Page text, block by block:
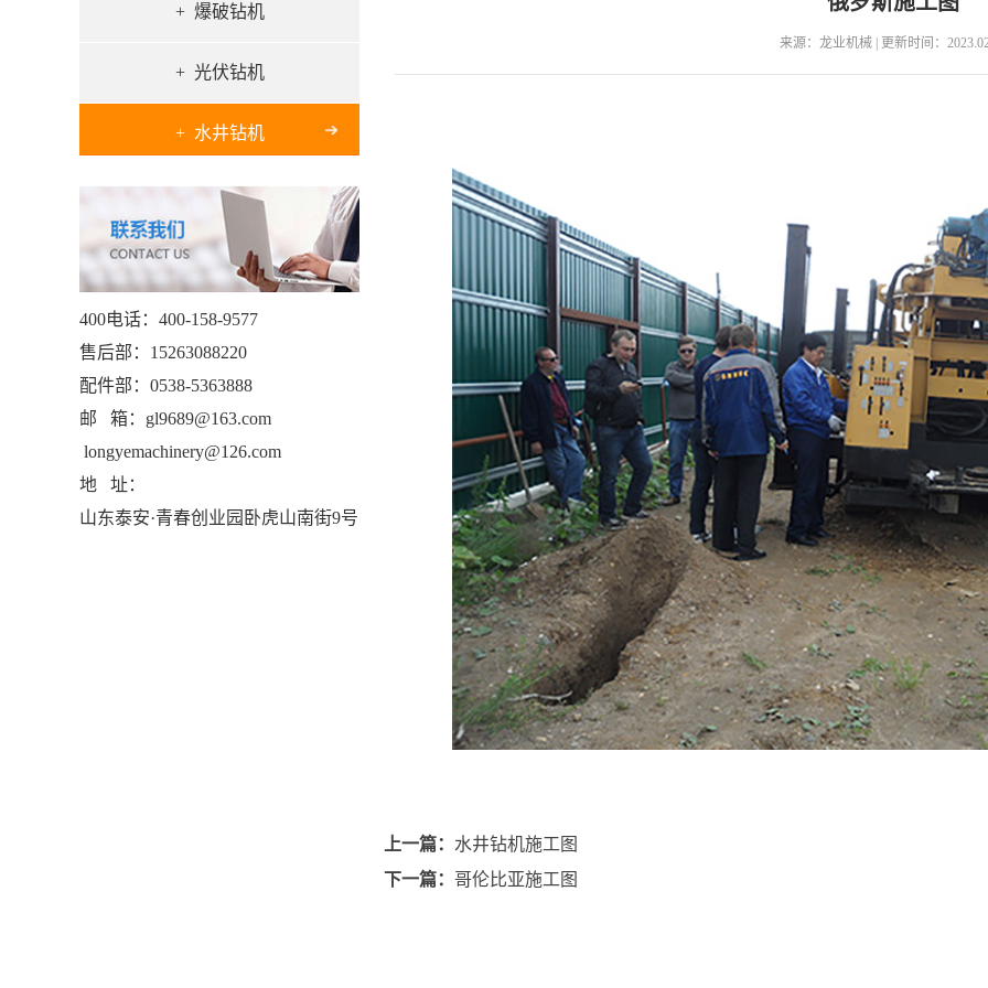
+ 爆破钻机
+ 光伏钻机
+ 水井钻机
400电话：400-158-9577
售后部：15263088220
配件部：0538-5363888
邮 箱：gl9689@163.com
longyemachinery@126.com
地 址：
山东泰安·青春创业园卧虎山南街9号
来源：龙业机械 | 更新时间：
上一篇： 水井钻机施工图
下一篇： 哥伦比亚施工图